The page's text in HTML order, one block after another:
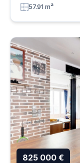
57.91 m²
825 000 €